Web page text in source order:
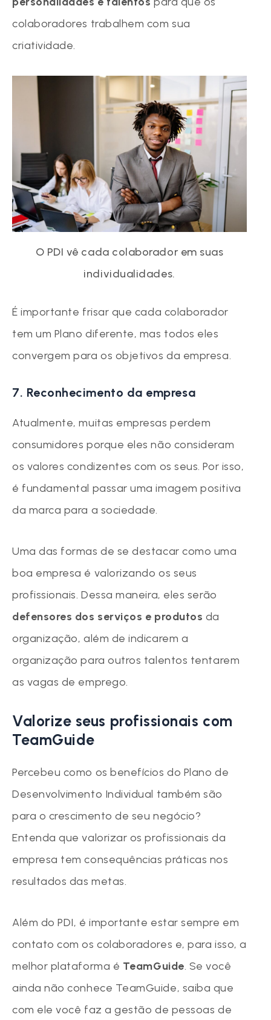
colaboradores trabalhem com sua
criatividade.
O PDI vê cada colaborador em suas
individualidades.
É importante frisar que cada colaborador
tem um Plano diferente, mas todos eles
convergem para os objetivos da empresa.
7. Reconhecimento da empresa
Atualmente, muitas empresas perdem
consumidores porque eles não consideram
os valores condizentes com os seus. Por isso,
é fundamental passar uma imagem positiva
da marca para a sociedade.
Uma das formas de se destacar como uma
boa empresa é valorizando os seus
profissionais. Dessa maneira, eles serão
defensores dos serviços e produtos da
organização, além de indicarem a
organização para outros talentos tentarem
as vagas de emprego.
Valorize seus profissionais com
TeamGuide
Percebeu como os benefícios do Plano de
Desenvolvimento Individual também são
para o crescimento de seu negócio?
Entenda que valorizar os profissionais da
empresa tem consequências práticas nos
resultados das metas.
Além do PDI, é importante estar sempre em
contato com os colaboradores e, para isso, a
melhor plataforma é TeamGuide. Se você
ainda não conhece TeamGuide, saiba que
com ele você faz a gestão de pessoas de